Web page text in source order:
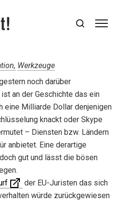
Werkzeuge
noch darüber
an der Geschichte das ein
eine Milliarde Dollar denjenigen
knackt oder Skype
– Diensten bzw. Ländern
anbietet. Eine derartige
gut und lässt die bösen
der EU-Juristen das sich
würde zurückgewiesen